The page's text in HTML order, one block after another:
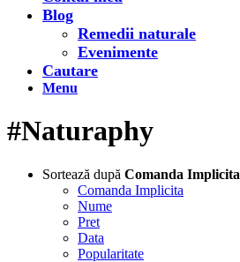
Blog
Remedii naturale
Evenimente
Cautare
Menu
#Naturaphy
Sortează după Comanda Implicita
Comanda Implicita
Nume
Pret
Data
Popularitate